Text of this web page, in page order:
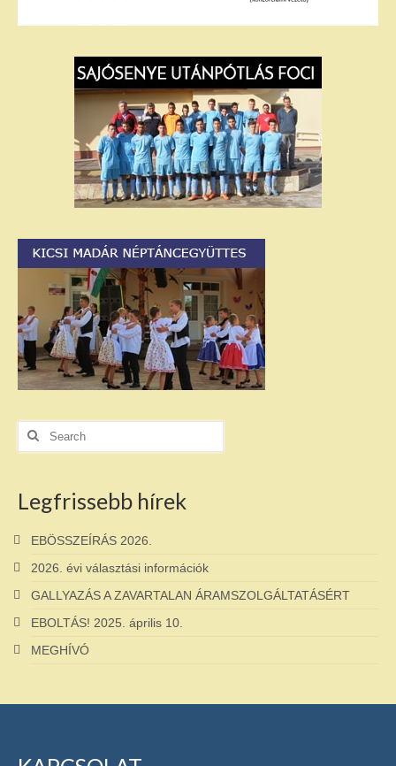
Search
Legfrissebb hírek
EBÖSSZEÍRÁS 2026.
2026. évi választási információk
GALLYAZÁS A ZAVARTALAN ÁRAMSZOLGÁLTATÁSÉRT
EBOLTÁS! 2025. április 10.
MEGHÍVÓ